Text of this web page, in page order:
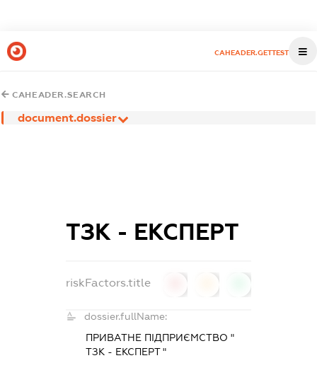
CAHEADER.GETTEST
CAHEADER.SEARCH
document.dossier
ТЗК - ЕКСПЕРТ
riskFactors.title
dossier.fullName:
ПРИВАТНЕ ПІДПРИЄМСТВО "
ТЗК - ЕКСПЕРТ "